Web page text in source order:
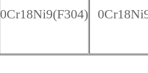
0Cr18Ni9(F304)